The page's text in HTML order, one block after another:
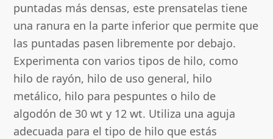
puntadas más densas, este prensatelas tiene
una ranura en la parte inferior que permite que
las puntadas pasen libremente por debajo.
Experimenta con varios tipos de hilo, como
hilo de rayón, hilo de uso general, hilo
metálico, hilo para pespuntes o hilo de
algodón de 30 wt y 12 wt. Utiliza una aguja
adecuada para el tipo de hilo que estás